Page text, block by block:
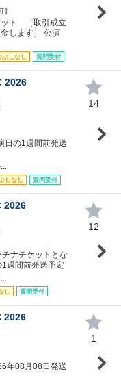
】
ット ［取引成立
します］ 公演
ぶしなし 質問受付
2026
日の1週間前発送
しなし 質問受付
14
2026
ナチケットとな
週間前発送予定
し 質問受付
12
2026
年08月08日発送
1